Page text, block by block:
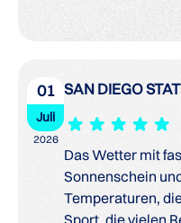
01
Juli
2026
SAN DIEGO
Das Wetter mit
Sonnenschein
Temperaturen,
Sport, die vielen